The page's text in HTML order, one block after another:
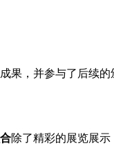
果，并参与了后续
除了精彩的展览展示